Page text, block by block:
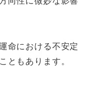
命における不安定
ともあります。